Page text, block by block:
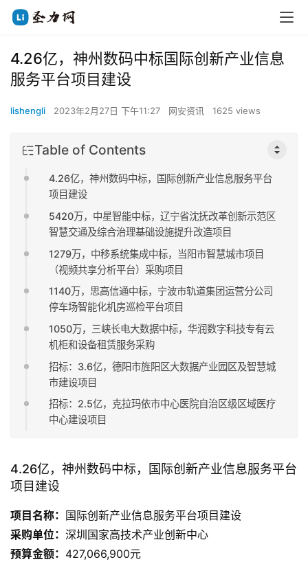
4.26亿，神州数码中标国际创新产业信息
服务平台项目建设
lishengli 2023年2月27日 下午11:27 网安资讯 1625 views
Table of Contents
4.26亿，神州数码中标，国际创新产业信息服务平台
项目建设
5420万，中星智能中标，辽宁省沈抚改革创新示范区
智慧交通及综合治理基础设施提升改造项目
1279万，中移系统集成中标，当阳市智慧城市项目
（视频共享分析平台）采购项目
1140万，思高信通中标，宁波市轨道集团运营分公司
停车场智能化机房巡检平台项目
1050万，三峡长电大数据中标，华润数字科技专有云
机柜和设备租赁服务采购
招标：3.6亿，德阳市旌阳区大数据产业园区及智慧城
市建设项目
招标：2.5亿，克拉玛依市中心医院自治区级区域医疗
中心建设项目
4.26亿，神州数码中标，国际创新产业信息服务平台
项目建设
项目名称： 国际创新产业信息服务平台项目建设
采购单位： 深圳国家高技术产业创新中心
预算金额： 427,066,900元